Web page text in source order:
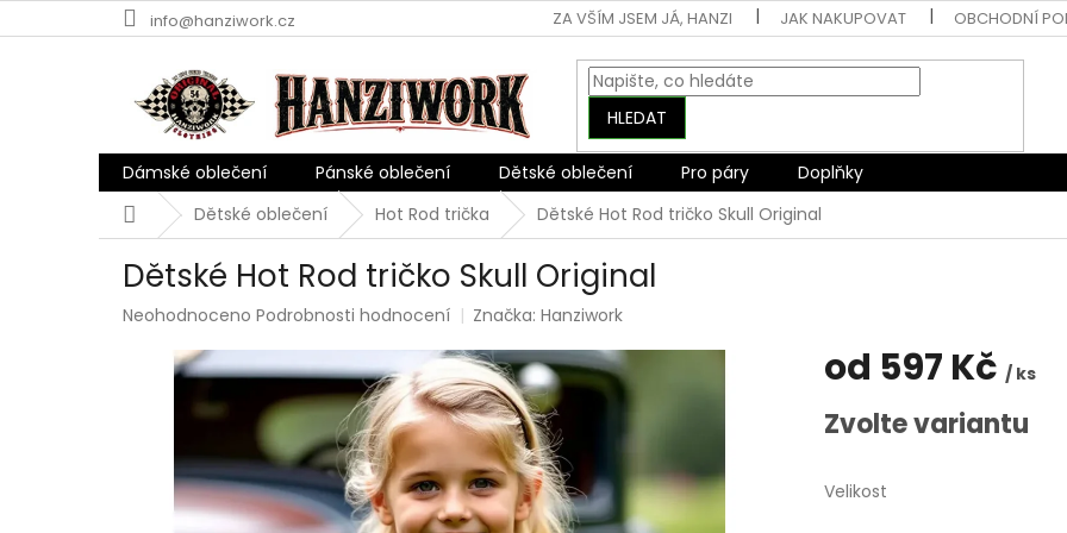
na
info@hanziwork.cz ZA VŠÍM JSEM JÁ, HANZI JAK NAKUPOVAT OBCHODNÍ
HLEDAT
Dámské oblečení Pánské oblečení Dětské oblečení Pro páry
Doplňky
DomůDětské oblečení Hot Rod trička Dětské Hot Rod tričko Skull Original
Dětské Hot Rod tričko Skull Original
Průměrné
produktu
hvězdiček.
Neohodnoceno Podrobnosti hodnocení Značka:Hanziwork
od 597 Kč / ks
Měrná
cena:
Zvolte variantu
Velikost